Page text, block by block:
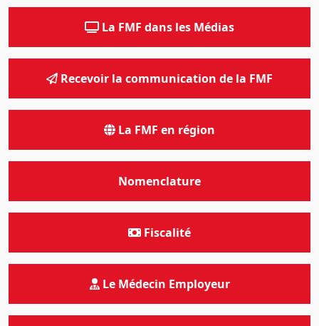
La FMF dans les Médias
Recevoir la communication de la FMF
La FMF en région
Nomenclature
Fiscalité
Le Médecin Employeur